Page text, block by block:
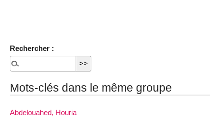
Rechercher :
Mots-clés dans le même groupe
Abdelouahed, Houria